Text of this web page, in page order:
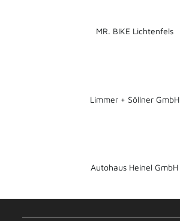
MR. BIKE Lichtenfels
Limmer + Söllner GmbH
Autohaus Heinel GmbH